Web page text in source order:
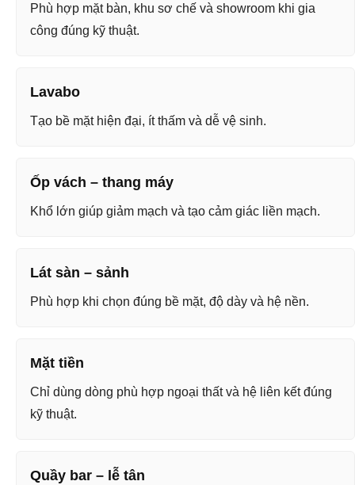
Phù hợp mặt bàn, khu sơ chế và showroom khi gia
công đúng kỹ thuật.
Lavabo
Tạo bề mặt hiện đại, ít thấm và dễ vệ sinh.
Ốp vách – thang máy
Khổ lớn giúp giảm mạch và tạo cảm giác liền mạch.
Lát sàn – sảnh
Phù hợp khi chọn đúng bề mặt, độ dày và hệ nền.
Mặt tiền
Chỉ dùng dòng phù hợp ngoại thất và hệ liên kết đúng
kỹ thuật.
Quầy bar – lễ tân